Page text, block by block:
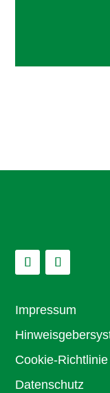
Impressum
Cookie-Richtlinie
Datenschutz